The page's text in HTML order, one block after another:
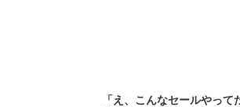
「え、こんなセールやっ